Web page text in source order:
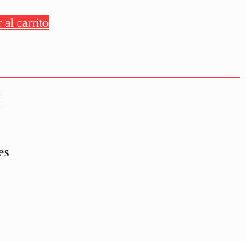
al carrito